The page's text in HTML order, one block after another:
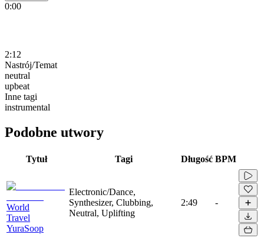
0:00
2:12
Nastrój/Temat
neutral
upbeat
Inne tagi
instrumental
Podobne utwory
Tytuł Tagi Długość BPM
World
Travel
YuraSoop
Electronic/Dance,
Synthesizer, Clubbing,
Neutral, Uplifting
2:49 -